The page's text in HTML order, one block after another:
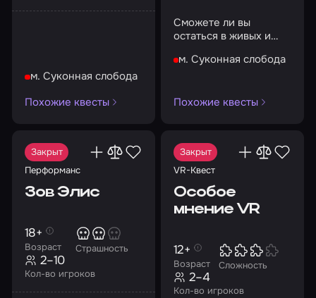
м. Суконная слобода
Похожие квесты
Сможете ли вы
остаться в живых и
злополучного
м. Суконная слобода
Похожие квесты
Закрыт
Перформанс
Зов Элис
Возраст
18+
Страшность
Кол-во игроков
2–10
Закрыт
VR-Квест
Особое
мнение VR
Возраст
12+
Сложность
Кол-во игроков
2–4